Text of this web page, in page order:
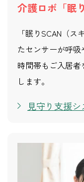
介護ロボ「眠
「眠りSCAN（
たセンサーが呼
時間帯もご入居
します。
見守り支援